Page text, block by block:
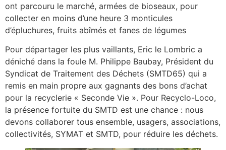
ont parcouru le marché, armées de bioseaux, pour
collecter en moins d’une heure 3 monticules
d’épluchures, fruits abîmés et fanes de légumes
Pour départager les plus vaillants, Eric le Lombric a
déniché dans la foule M. Philippe Baubay, Président du
Syndicat de Traitement des Déchets (SMTD65) qui a
remis en main propre aux gagnants des bons d’achat
pour la recyclerie « Seconde Vie ». Pour Recyclo-Loco,
la présence fortuite du SMTD est une chance : nous
devons collaborer tous ensemble, usagers, associations,
collectivités, SYMAT et SMTD, pour réduire les déchets.